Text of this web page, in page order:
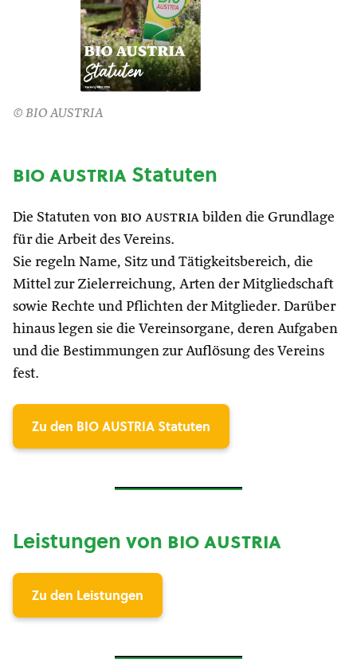
© BIO AUSTRIA
bio austriaStatuten
Die Statuten von bio austria bilden die Grundlage
für die Arbeit des Vereins.
Sie regeln Name, Sitz und Tätigkeitsbereich, die
Mittel zur Zielerreichung, Arten der Mitgliedschaft
sowie Rechte und Pflichten der Mitglieder. Darüber
hinaus legen sie die Vereinsorgane, deren Aufgaben
und die Bestimmungen zur Auflösung des Vereins
fest.
Zu den BIO AUSTRIA Statuten
Leistungen von bio austria
Zu den Leistungen